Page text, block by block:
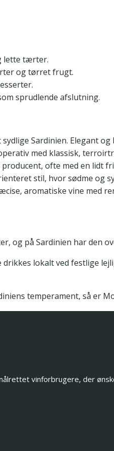
lette tærter.
og tørret frugt.
sprudlende afslutning.
Sardinien. Elegant
med klassisk,
ofte med en lidt
stil, hvor sødme og
aromatiske vine med
og på Sardinien har den
drikkes lokalt ved festlige
temperament, så er
vinforbrugere, der